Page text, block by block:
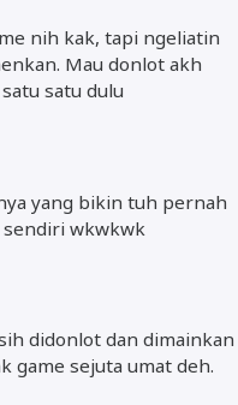
nih kak, tapi ngeliatin
Mau donlot akh
satu dulu
yang bikin tuh pernah
wkwkwk
didonlot dan dimainkan
game sejuta umat deh.